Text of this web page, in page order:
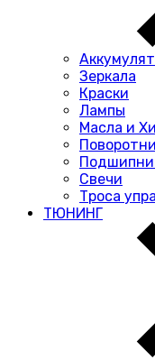
Зеркала
Краски
Лампы
Масла и
Свечи
Троса
ТЮНИНГ